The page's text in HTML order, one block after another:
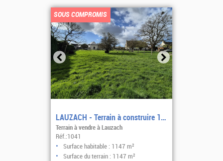
SOUS COMPROMIS
LAUZACH - Terrain à construire 1 147 m2
Terrain à vendre à Lauzach
Réf.:1041
Surface habitable : 1147 m²
Surface du terrain : 1147 m²